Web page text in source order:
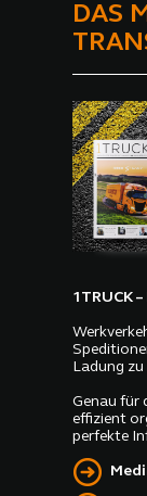
DAS
1TRUCK
Ladung
Genau für
effizient
perfekte